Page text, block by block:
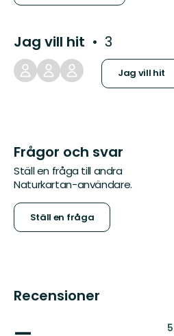
Jag vill hit 3
Jag vill hit
Frågor och svar
Ställ en fråga till andra
Naturkartan-användare.
Ställ en fråga
Recensioner
5: